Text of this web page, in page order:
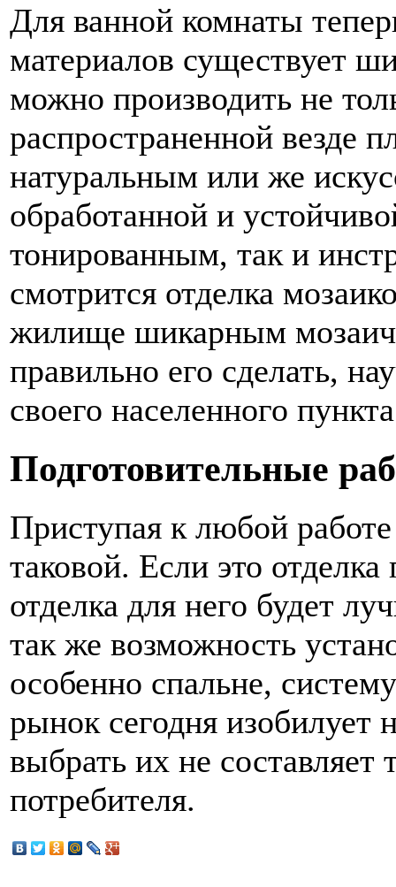
Для ванной комнаты
материалов существует
можно производить не
распространенной везде
натуральным или же
обработанной и
тонированным, так и
смотрится отделка
жилище шикарным
правильно его сделать,
своего населенного
Подготовительные
Приступая к любой
таковой. Если это
отделка для него будет
так же возможность
особенно спальне,
рынок сегодня
выбрать их не составляет
потребителя.